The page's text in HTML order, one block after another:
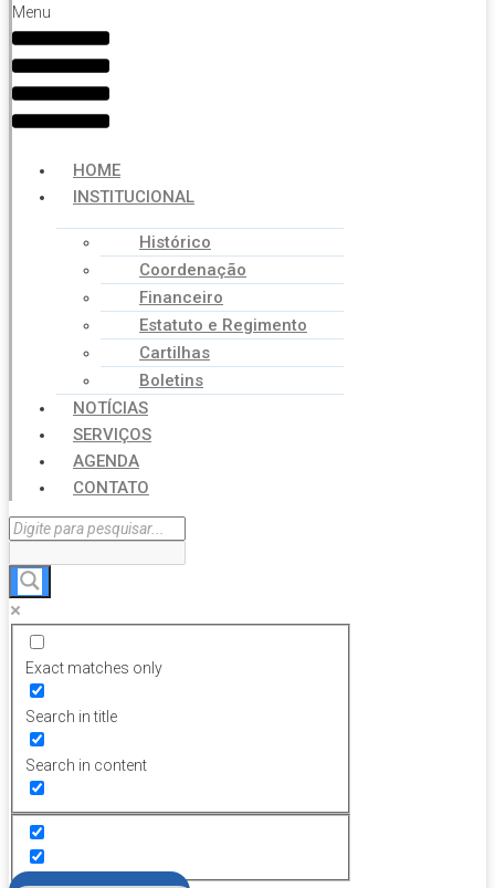
Menu
HOME
INSTITUCIONAL
Histórico
Coordenação
Financeiro
Estatuto e Regimento
Cartilhas
Boletins
NOTÍCIAS
SERVIÇOS
AGENDA
CONTATO
Exact matches only
Search in title
Search in content